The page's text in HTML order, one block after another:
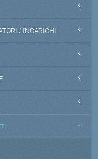
/ INCARICHI